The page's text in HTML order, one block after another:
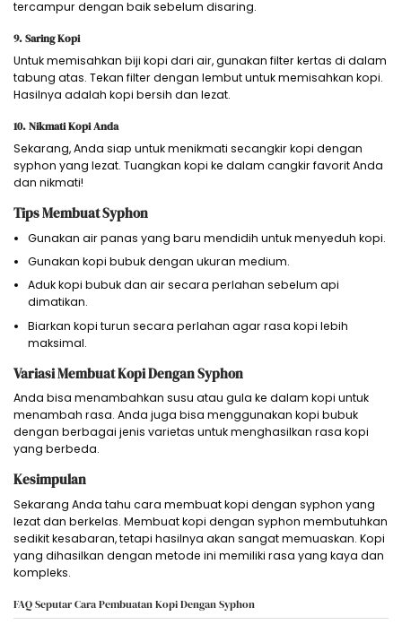
tercampur dengan baik sebelum disaring.
9. Saring Kopi
Untuk memisahkan biji kopi dari air, gunakan filter kertas di dalam
tabung atas. Tekan filter dengan lembut untuk memisahkan kopi.
Hasilnya adalah kopi bersih dan lezat.
10. Nikmati Kopi Anda
Sekarang, Anda siap untuk menikmati secangkir kopi dengan
syphon yang lezat. Tuangkan kopi ke dalam cangkir favorit Anda
dan nikmati!
Tips Membuat Syphon
Gunakan air panas yang baru mendidih untuk menyeduh kopi.
Gunakan kopi bubuk dengan ukuran medium.
Aduk kopi bubuk dan air secara perlahan sebelum api
dimatikan.
Biarkan kopi turun secara perlahan agar rasa kopi lebih
maksimal.
Variasi Membuat Kopi Dengan Syphon
Anda bisa menambahkan susu atau gula ke dalam kopi untuk
menambah rasa. Anda juga bisa menggunakan kopi bubuk
dengan berbagai jenis varietas untuk menghasilkan rasa kopi
yang berbeda.
Kesimpulan
Sekarang Anda tahu cara membuat kopi dengan syphon yang
lezat dan berkelas. Membuat kopi dengan syphon membutuhkan
sedikit kesabaran, tetapi hasilnya akan sangat memuaskan. Kopi
yang dihasilkan dengan metode ini memiliki rasa yang kaya dan
kompleks.
FAQ Seputar Cara Pembuatan Kopi Dengan Syphon